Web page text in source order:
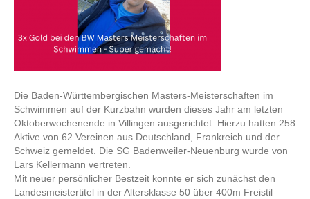
Die Baden-Württembergischen Masters-Meisterschaften im
Schwimmen auf der Kurzbahn wurden dieses Jahr am letzten
Oktoberwochenende in Villingen ausgerichtet. Hierzu hatten 258
Aktive von 62 Vereinen aus Deutschland, Frankreich und der
Schweiz gemeldet. Die SG Badenweiler-Neuenburg wurde von
Lars Kellermann vertreten.
Mit neuer persönlicher Bestzeit konnte er sich zunächst den
Landesmeistertitel in der Altersklasse 50 über 400m Freistil